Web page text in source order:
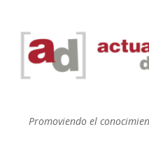
Promoviendo el